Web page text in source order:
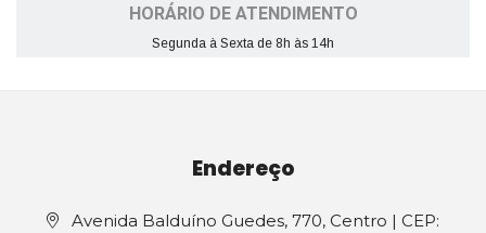
HORÁRIO DE ATENDIMENTO
Segunda à Sexta de 8h às 14h
Endereço
Avenida Balduíno Guedes, 770, Centro | CEP: